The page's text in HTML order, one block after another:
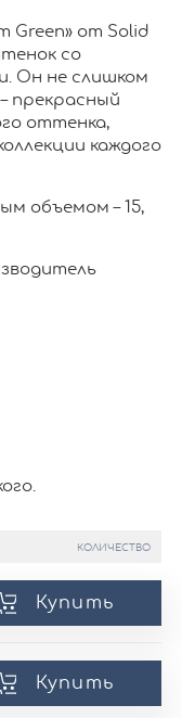
Green» от Solid
со
Он не слишком
прекрасный
оттенка,
каждого
объемом – 15,
КОЛИЧЕСТВО
Купить
Купить